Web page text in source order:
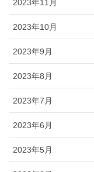
2023年11月
2023年10月
2023年9月
2023年8月
2023年7月
2023年6月
2023年5月